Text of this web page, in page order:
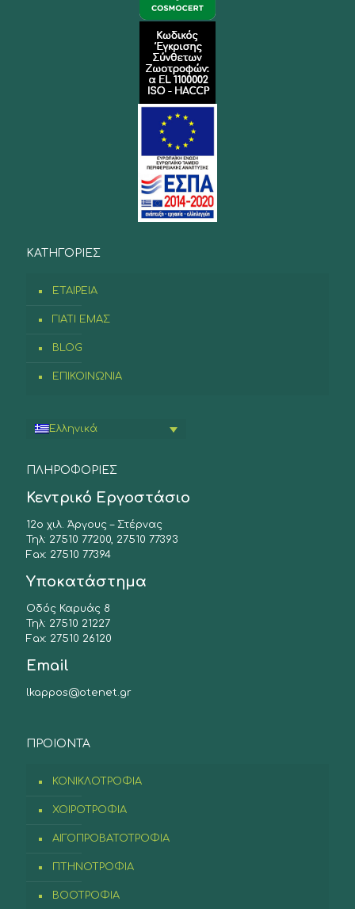
ΚΑΤΗΓΟΡΙΕΣ
ΕΤΑΙΡΕΙΑ
ΓΙΑΤΙ ΕΜΑΣ
BLOG
ΕΠΙΚΟΙΝΩΝΙΑ
Ελληνικά
ΠΛΗΡΟΦΟΡΙΕΣ
Κεντρικό Εργοστάσιο
12ο χιλ. Άργους – Στέρνας
Τηλ: 27510 77200, 27510 77393
Fax: 27510 77394
Υποκατάστημα
Οδός Καρυάς 8
Τηλ: 27510 21227
Fax: 27510 26120
Email
lkappos@otenet.gr
ΠΡΟIONTA
ΚΟΝΙΚΛΟΤΡΟΦΙΑ
ΧΟΙΡΟΤΡΟΦΙΑ
ΑΙΓΟΠΡΟΒΑΤΟΤΡΟΦΙΑ
ΠΤΗΝΟΤΡΟΦΙΑ
ΒΟΟΤΡΟΦΙΑ